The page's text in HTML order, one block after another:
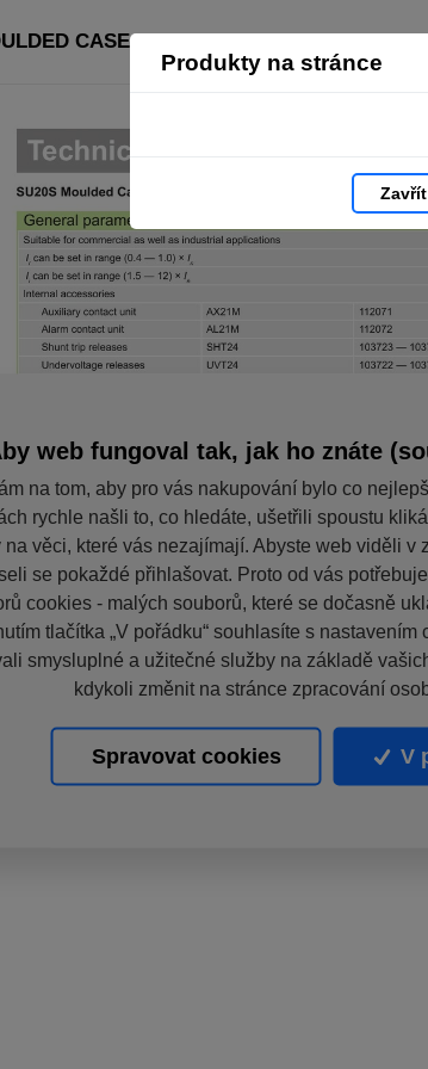
Produkty na stránce
Zavřít
CASE CIRCUIT BREAKERS: strana
web fungoval tak, jak ho znáte
na tom, aby pro vás nakupování bylo co
rychle našli to, co hledáte, ušetřili spoustu
na věci, které vás nezajímají. Abyste web viděli v
se pokaždé přihlašovat. Proto od vás
cookies - malých souborů, které se dočasně
tlačítka „V pořádku“ souhlasíte s nastavením
smysluplné a užitečné služby na základě
kdykoli změnit na stránce zpracování
Spravovat cookies V